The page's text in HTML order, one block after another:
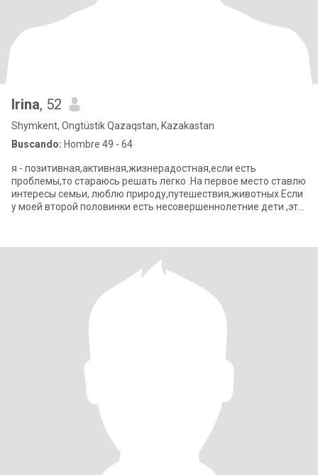
Irina, 52
Shymkent, Ongtüstik Qazaqstan, Kazakastan
Buscando: Hombre 49 - 64
я - позитивная,активная,жизнерадостная,если есть
проблемы,то стараюсь решать легко .На первое место ставлю
интересы семьи, люблю природу,путешествия,животных.Если
у моей второй половинки есть несовершеннолетние дети ,это